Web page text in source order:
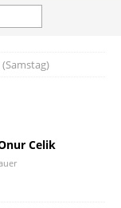
(Samstag)
Celik